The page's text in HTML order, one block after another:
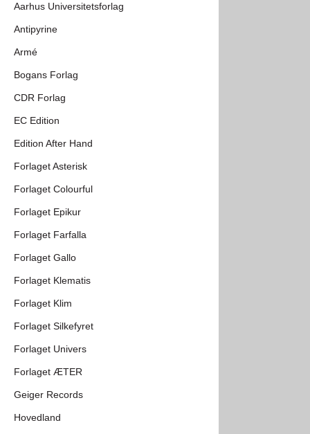
Aarhus Universitetsforlag
Antipyrine
Armé
Bogans Forlag
CDR Forlag
EC Edition
Edition After Hand
Forlaget Asterisk
Forlaget Colourful
Forlaget Epikur
Forlaget Farfalla
Forlaget Gallo
Forlaget Klematis
Forlaget Klim
Forlaget Silkefyret
Forlaget Univers
Forlaget ÆTER
Geiger Records
Hovedland